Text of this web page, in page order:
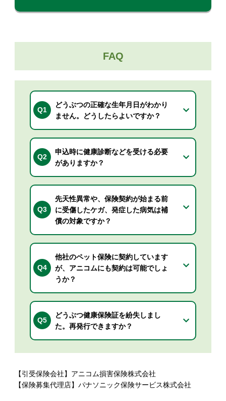
FAQ
Q1
どうぶつの正確な生年月日がわかり
ません。どうしたらよいですか？
Q2
申込時に健康診断などを受ける必要
がありますか？
Q3
先天性異常や、保険契約が始まる前
に受傷したケガ、発症した病気は補
償の対象ですか？
Q4
他社のペット保険に契約しています
が、アニコムにも契約は可能でしょ
うか？
Q5
どうぶつ健康保険証を紛失しまし
た。再発行できますか？
【引受保険会社】アニコム損害保険株式会社
【保険募集代理店】パナソニック保険サービス株式会社